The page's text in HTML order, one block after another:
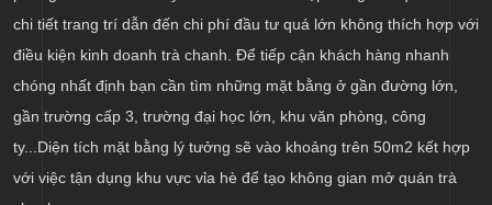
chi tiết trang trí dẫn đến chi phí đầu tư quá lớn không thích hợp với
điều kiện kinh doanh trà chanh. Để tiếp cận khách hàng nhanh
chóng nhất định bạn cần tìm những mặt bằng ở gần đường lớn,
gần trường cấp 3, trường đại học lớn, khu văn phòng, công
ty...Diện tích mặt bằng lý tưởng sẽ vào khoảng trên 50m2 kết hợp
với việc tận dụng khu vực vỉa hè để tạo không gian mở quán trà